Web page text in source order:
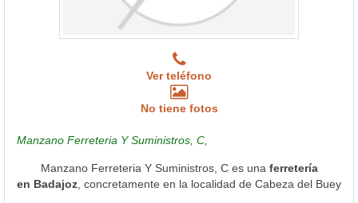
Ver teléfono
No tiene fotos
Manzano Ferreteria Y Suministros, C,
Manzano Ferreteria Y Suministros, C es una ferretería
en Badajoz , concretamente en la localidad de Cabeza del Buey